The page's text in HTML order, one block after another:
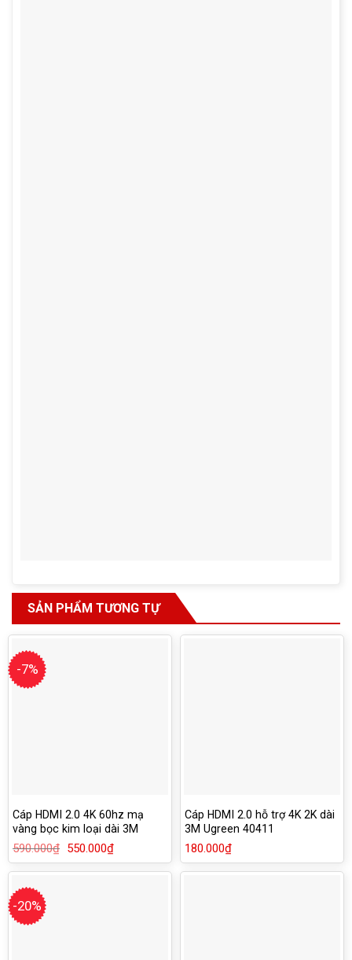
SẢN PHẨM TƯƠNG TỰ
-7%
Cáp HDMI 2.0 4K 60hz mạ
vàng bọc kim loại dài 3M
Ugreen 50109
590.000₫
Giá
là:
550.000₫Giá
hiện
tại
Cáp HDMI 2.0 hỗ trợ 4K 2K dài
3M Ugreen 40411
180.000₫
-20%